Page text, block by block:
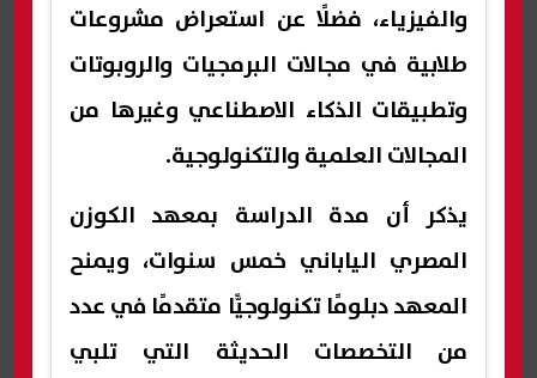
والفيزياء، فضلًا عن استعراض مشروعات
طلابية في مجالات البرمجيات والروبوتات
وتطبيقات الذكاء الاصطناعي وغيرها من
المجالات العلمية والتكنولوجية.
يذكر أن مدة الدراسة بمعهد الكوزن
المصري الياباني خمس سنوات، ويمنح
المعهد دبلومًا تكنولوجيًّا متقدمًا في عدد
من التخصصات الحديثة التي تلبي